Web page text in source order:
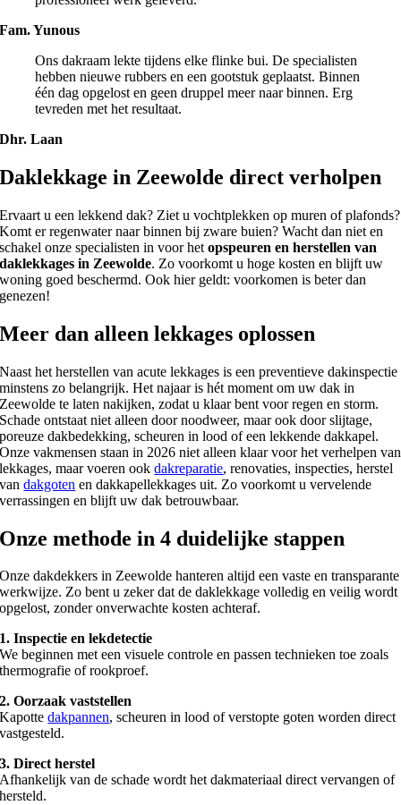
Fam. Yunous
Ons dakraam lekte tijdens elke flinke bui. De specialisten
hebben nieuwe rubbers en een gootstuk geplaatst. Binnen
één dag opgelost en geen druppel meer naar binnen. Erg
tevreden met het resultaat.
Dhr. Laan
Daklekkage in Zeewolde direct verholpen
Ervaart u een lekkend dak? Ziet u vochtplekken op muren of plafonds?
Komt er regenwater naar binnen bij zware buien? Wacht dan niet en
schakel onze specialisten in voor hetopspeuren en herstellen van
daklekkages in Zeewolde. Zo voorkomt u hoge kosten en blijft uw
woning goed beschermd. Ook hier geldt: voorkomen is beter dan
genezen!
Meer dan alleen lekkages oplossen
Naast het herstellen van acute lekkages is een preventieve dakinspectie
minstens zo belangrijk. Het najaar is hét moment om uw dak in
Zeewolde te laten nakijken, zodat u klaar bent voor regen en storm.
Schade ontstaat niet alleen door noodweer, maar ook door slijtage,
poreuze dakbedekking, scheuren in lood of een lekkende dakkapel.
Onze vakmensen staan in 2026 niet alleen klaar voor het verhelpen van
lekkages, maar voeren ookdakreparatie, renovaties, inspecties, herstel
vandakgoten en dakkapellekkages uit. Zo voorkomt u vervelende
verrassingen en blijft uw dak betrouwbaar.
Onze methode in 4 duidelijke stappen
Onze dakdekkers in Zeewolde hanteren altijd een vaste en transparante
werkwijze. Zo bent u zeker dat de daklekkage volledig en veilig wordt
opgelost, zonder onverwachte kosten achteraf.
1. Inspectie en lekdetectie
We beginnen met een visuele controle en passen technieken toe zoals
thermografie of rookproef.
2. Oorzaak vaststellen
Kapottedakpannen, scheuren in lood of verstopte goten worden direct
vastgesteld.
3. Direct herstel
Afhankelijk van de schade wordt het dakmateriaal direct vervangen of
hersteld.